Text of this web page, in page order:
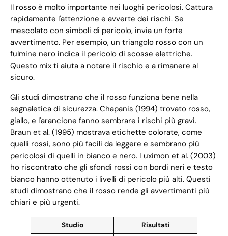
Il rosso è molto importante nei luoghi pericolosi. Cattura
rapidamente l'attenzione e avverte dei rischi. Se
mescolato con simboli di pericolo, invia un forte
avvertimento. Per esempio, un triangolo rosso con un
fulmine nero indica il pericolo di scosse elettriche.
Questo mix ti aiuta a notare il rischio e a rimanere al
sicuro.
Gli studi dimostrano che il rosso funziona bene nella
segnaletica di sicurezza. Chapanis (1994) trovato rosso,
giallo, e l'arancione fanno sembrare i rischi più gravi.
Braun et al. (1995) mostrava etichette colorate, come
quelli rossi, sono più facili da leggere e sembrano più
pericolosi di quelli in bianco e nero. Luximon et al. (2003)
ho riscontrato che gli sfondi rossi con bordi neri e testo
bianco hanno ottenuto i livelli di pericolo più alti. Questi
studi dimostrano che il rosso rende gli avvertimenti più
chiari e più urgenti.
Studio
Risultati